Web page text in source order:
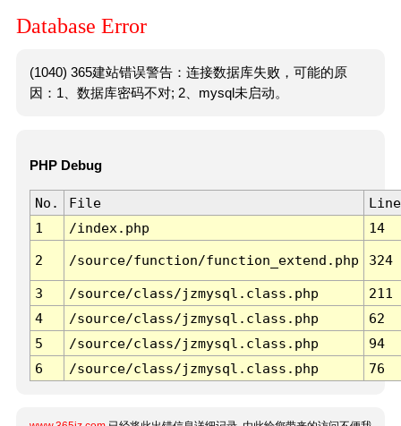
Database Error
(1040) 365建站错误警告：连接数据库失败，可能的原
因：1、数据库密码不对; 2、mysql未启动。
PHP Debug
No. File
Line
1
/index.php 14
2 /source/function/function_extend.php 324
3 /source/class/jzmysql.class.php
211
4
/source/class/jzmysql.class.php
62
5
/source/class/jzmysql.class.php
94
6
/source/class/jzmysql.class.php 76